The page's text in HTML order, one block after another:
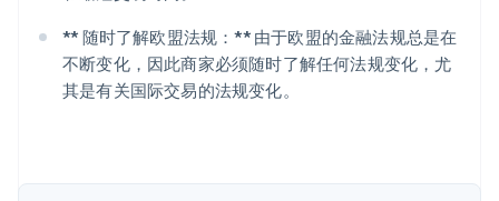
** 随时了解欧盟法规：** 由于欧盟的金融法规总是在
不断变化，因此商家必须随时了解任何法规变化，尤
其是有关国际交易的法规变化。
巴西
Português English
保加利亚
English